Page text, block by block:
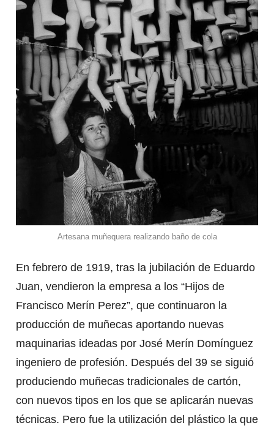
Artesana muñequera realizando baño de cola
En febrero de 1919, tras la jubilación de Eduardo
Juan, vendieron la empresa a los “Hijos de
Francisco Merín Perez”, que continuaron la
producción de muñecas aportando nuevas
maquinarias ideadas por José Merín Domínguez
ingeniero de profesión. Después del 39 se siguió
produciendo muñecas tradicionales de cartón,
con nuevos tipos en los que se aplicarán nuevas
técnicas. Pero fue la utilización del plástico la que